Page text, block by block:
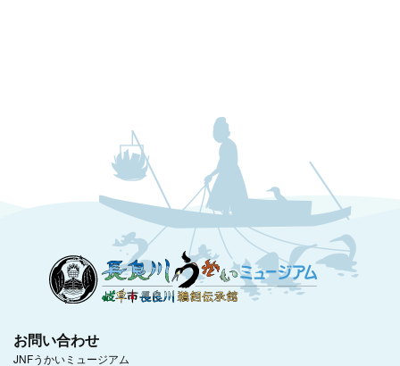
お問い合わせ
JNFうかいミュージアム